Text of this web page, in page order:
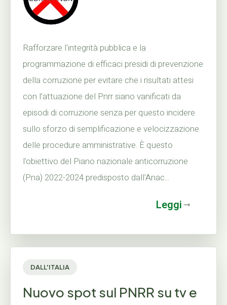
Rafforzare l'integrità pubblica e la
programmazione di efficaci presidi di prevenzione
della corruzione per evitare che i risultati attesi
con l'attuazione del Pnrr siano vanificati da
episodi di corruzione senza per questo incidere
sullo sforzo di semplificazione e velocizzazione
delle procedure amministrative. È questo
l'obiettivo del Piano nazionale anticorruzione
(Pna) 2022-2024 predisposto dall'Anac...
Leggi
DALL'ITALIA
Nuovo spot sul PNRR su tv e